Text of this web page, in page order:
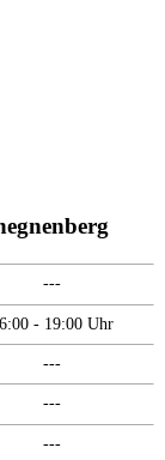
---
- 19:00 Uhr
---
---
---